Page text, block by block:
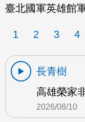
臺北國軍英雄館
1 2 3 4
長青樹
高雄榮家
2026/08/10